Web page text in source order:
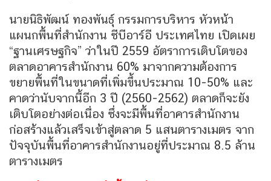
นายนิธิพัฒน์ ทองพันธุ์ กรรมการบริหาร หัวหน้า
แผนกพื้นที่สำนักงาน ซีบีอาร์อี ประเทศไทย เปิดเผย
“ฐานเศรษฐกิจ” ว่าในปี 2559 อัตราการเติบโตของ
ตลาดอาคารสำนักงาน 60% มาจากความต้องการ
ขยายพื้นที่ในขนาดที่เพิ่มขึ้นประมาณ 10-50% และ
คาดว่านับจากนี้อีก 3 ปี (2560-2562) ตลาดก็จะยัง
เติบโตอย่างต่อเนื่อง ซึ่งจะมีพื้นที่อาคารสำนักงาน
ก่อสร้างแล้วเสร็จเข้าสู่ตลาด 5 แสนตารางเมตร จาก
ปัจจุบันพื้นที่อาคารสำนักงานอยู่ที่ประมาณ 8.5 ล้าน
ตารางเมตร